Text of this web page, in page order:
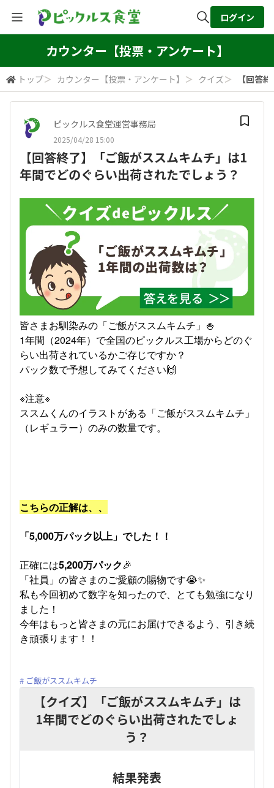
全体検索
検索
ログイン
カウンター【投票・アンケート】
トップ＞ カウンター【投票・アンケート】 ＞ クイズ＞ 【回答
ピックルス食堂運営事務局
2025/04/28 15:00
【回答終了】「ご飯がススムキムチ」は1
年間でどのぐらい出荷されたでしょう？
皆さまお馴染みの「ご飯がススムキムチ」🍚
1年間（2024年）で全国のピックルス工場からどのぐ
らい出荷されているかご存じですか？
パック数で予想してみてください🙌
※注意※
ススムくんのイラストがある「ご飯がススムキムチ」
（レギュラー）のみの数量です。
こちらの正解は、、
「5,000万パック以上」でした！！
正確には5,200万パック🎉
「社員」の皆さまのご愛顧の賜物です😭✨
私も今回初めて数字を知ったので、とても勉強になり
ました！
今年はもっと皆さまの元にお届けできるよう、引き続
き頑張ります！！
ご飯がススムキムチ
【クイズ】「ご飯がススムキムチ」は
1年間でどのぐらい出荷されたでしょ
う？
結果発表